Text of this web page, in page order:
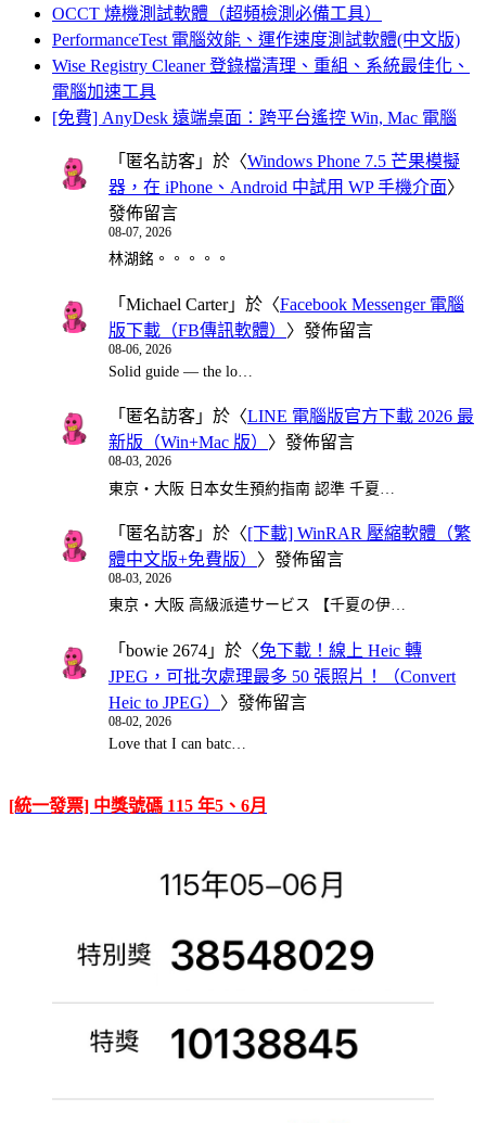
OCCT 燒機測試軟體（超頻檢測必備工具）
PerformanceTest 電腦效能、運作速度測試軟體(中文版)
Wise Registry Cleaner 登錄檔清理、重組、系統最佳化、
電腦加速工具
[免費] AnyDesk 遠端桌面：跨平台遙控 Win, Mac 電腦
「 匿名訪客 」於〈Windows Phone 7.5 芒果模擬
器，在 iPhone、Android 中試用 WP 手機介面〉
發佈留言
08-07, 2026
林湖銘。。。。。
「 Michael Carter」於〈Facebook Messenger 電腦
版下載（FB傳訊軟體） 〉發佈留言
08-06, 2026
Solid guide — the lo…
「 匿名訪客 」於〈LINE 電腦版官方下載 2026 最
新版（Win+Mac 版）
〉發佈留言
08-03, 2026
東京・大阪 日本女生預約指南 認準 千夏…
「 匿名訪客 」於〈[下載] WinRAR 壓縮軟體（繁
體中文版+免費版） 〉發佈留言
08-03, 2026
東京・大阪 高級派遣サービス 【千夏の伊…
「 bowie 2674 」於〈免下載！線上 Heic 轉
JPEG，可批次處理最多 50 張照片！（Convert
Heic to JPEG） 〉發佈留言
08-02, 2026
Love that I can batc…
[統一發票] 中獎號碼 115 年5、6月